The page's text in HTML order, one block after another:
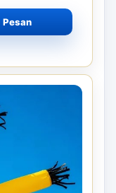
Pesan